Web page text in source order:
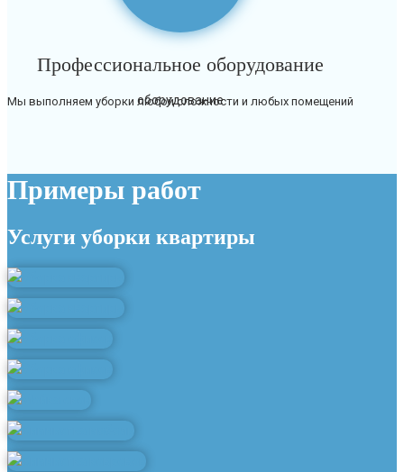
Профессиональное оборудование
Мы выполняем уборки любой сложности и любых помещений
Примеры работ
Услуги уборки квартиры